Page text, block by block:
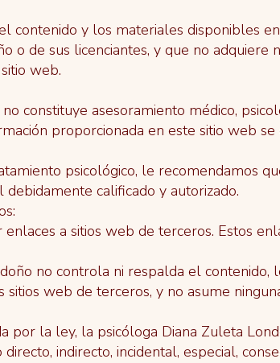
contenido y los materiales disponibles
o de sus licenciantes, y que no
web.
constituye asesoramiento médico,
proporcionada en este sitio web
psicológico, le recomendamos
calificado y autorizado.
a sitios web de terceros. Estos
no controla ni respalda el contenido,
sitios web de terceros, y no asume
por la ley, la psicóloga Diana Zuleta
indirecto, incidental, especial,